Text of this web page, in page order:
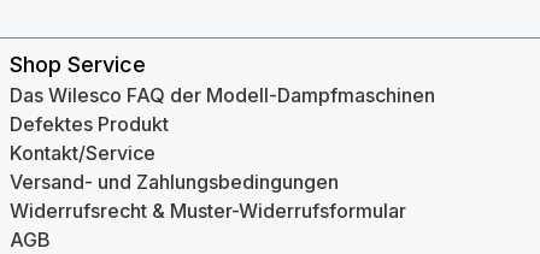
Shop Service
Das Wilesco FAQ der Modell-Dampfmaschinen
Defektes Produkt
Kontakt/Service
Versand- und Zahlungsbedingungen
Widerrufsrecht & Muster-Widerrufsformular
AGB